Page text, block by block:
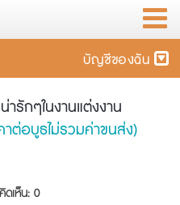
บัญชีของฉัน
รักๆในงานแต่งงาน
าต่อบูธไม่รวมค่าขนส่ง)
ดเห็น: 0